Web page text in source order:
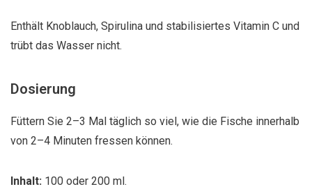
Enthält Knoblauch, Spirulina und stabilisiertes Vitamin C und
trübt das Wasser nicht.
Dosierung
Füttern Sie 2–3 Mal täglich so viel, wie die Fische innerhalb
von 2–4 Minuten fressen können.
Inhalt: 100 oder 200 ml.